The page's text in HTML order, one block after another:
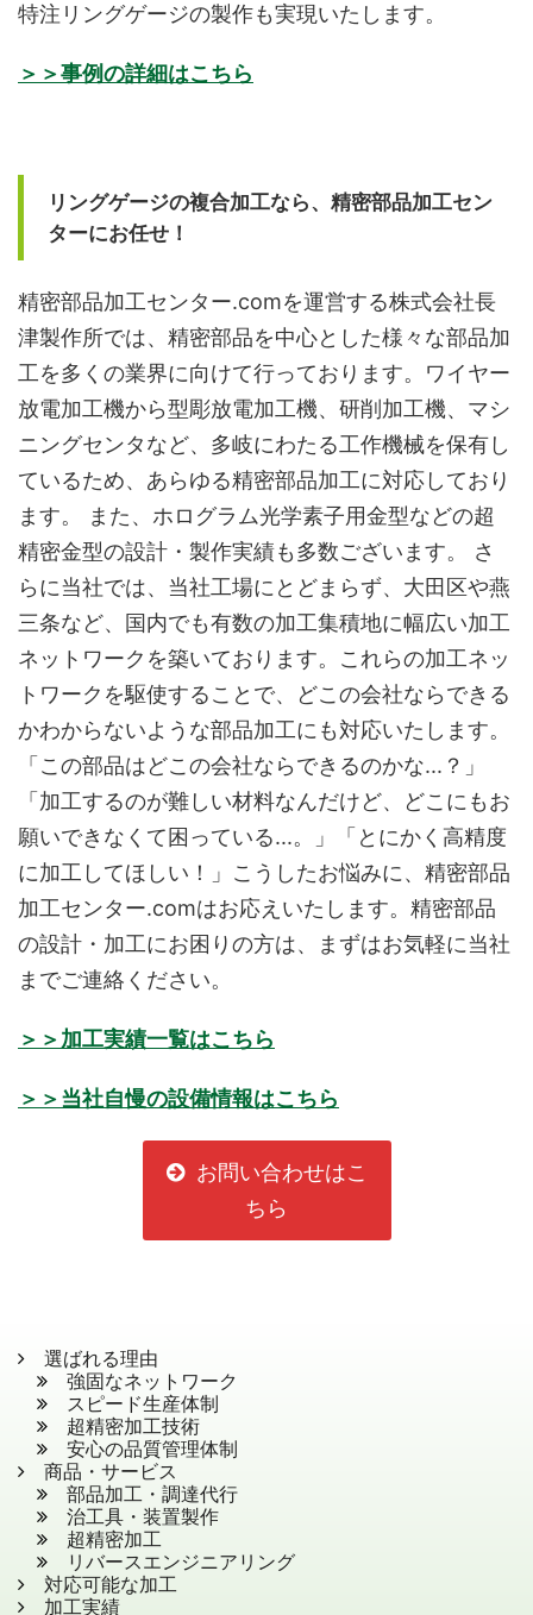
特注リングゲージの製作も実現いたします。
＞＞事例の詳細はこちら
リングゲージの複合加工なら、精密部品加工セン
ターにお任せ！
精密部品加工センター.comを運営する株式会社長
津製作所では、精密部品を中心とした様々な部品加
工を多くの業界に向けて行っております。ワイヤー
放電加工機から型彫放電加工機、研削加工機、マシ
ニングセンタなど、多岐にわたる工作機械を保有し
ているため、あらゆる精密部品加工に対応しており
ます。 また、ホログラム光学素子用金型などの超
精密金型の設計・製作実績も多数ございます。 さ
らに当社では、当社工場にとどまらず、大田区や燕
三条など、国内でも有数の加工集積地に幅広い加工
ネットワークを築いております。これらの加工ネッ
トワークを駆使することで、どこの会社ならできる
かわからないような部品加工にも対応いたします。
「この部品はどこの会社ならできるのかな...？」
「加工するのが難しい材料なんだけど、どこにもお
願いできなくて困っている...。」「とにかく高精度
に加工してほしい！」こうしたお悩みに、精密部品
加工センター.comはお応えいたします。精密部品
の設計・加工にお困りの方は、まずはお気軽に当社
までご連絡ください。
＞＞加工実績一覧はこちら
＞＞当社自慢の設備情報はこちら
お問い合わせはこ
ちら
選ばれる理由
強固なネットワーク
スピード生産体制
超精密加工技術
安心の品質管理体制
商品・サービス
部品加工・調達代行
治工具・装置製作
超精密加工
リバースエンジニアリング
対応可能な加工
加工実績